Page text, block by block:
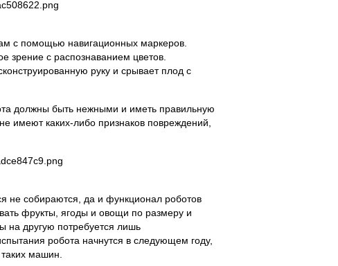
с помощью навигационных маркеров.
зрение с распознаванием цветов.
руку и срывает плод с
должны быть нежными и иметь правильную
имеют каких-либо признаков повреждений,
не собираются, да и функционал роботов
фрукты, ягоды и овощи по размеру и
на другую потребуется лишь
робота начнутся в следующем году,
машин.